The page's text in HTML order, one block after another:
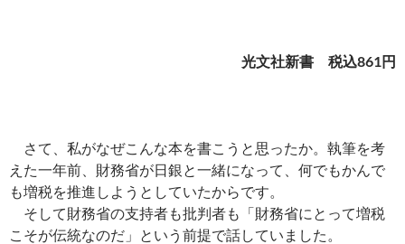
光文社新書 税込861円
さて、私がなぜこんな本を書こうと思ったか。執筆を考
えた一年前、財務省が日銀と一緒になって、何でもかんで
も増税を推進しようとしていたからです。
そして財務省の支持者も批判者も「財務省にとって増税
こそが伝統なのだ」という前提で話していました。